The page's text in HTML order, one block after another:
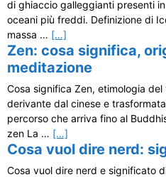
di ghiaccio galleggianti presenti
oceani più freddi. Definizione di
massa … […]
Zen: cosa significa,
meditazione
Cosa significa Zen, etimologia
derivante dal cinese e
percorso che arriva fino al
zen La … […]
Cosa vuol dire nerd:
Cosa vuol dire nerd e significato